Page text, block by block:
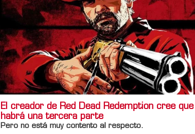
El creador de Red Dead Redemption cree que
habrá una tercera parte
Pero no está muy contento al respecto.